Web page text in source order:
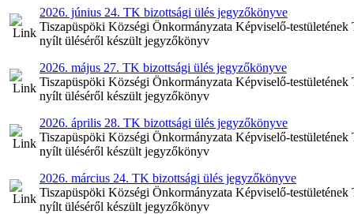
2026. június 24. TK bizottsági ülés jegyzőkönyve
Tiszapüspöki Községi Önkormányzata Képviselő-
nyílt üléséről készült jegyzőkönyv
2026. május 27. TK bizottsági ülés jegyzőkönyve
Tiszapüspöki Községi Önkormányzata Képviselő-
nyílt üléséről készült jegyzőkönyv
2026. április 28. TK bizottsági ülés jegyzőkönyve
Tiszapüspöki Községi Önkormányzata Képviselő-
nyílt üléséről készült jegyzőkönyv
2026. március 24. TK bizottsági ülés jegyzőkönyve
Tiszapüspöki Községi Önkormányzata Képviselő-
nyílt üléséről készült jegyzőkönyv